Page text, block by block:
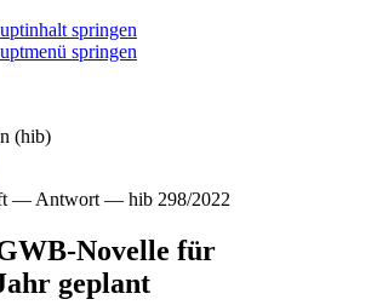
springen
springen
(hib)
— Antwort — hib 298/2022
Novelle für
geplant